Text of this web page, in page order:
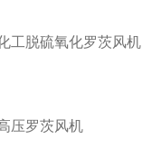
工脱硫氧化罗茨风机
压罗茨风机